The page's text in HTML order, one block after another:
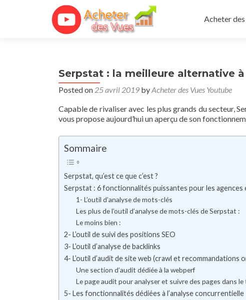
Acheter
Serpstat : la meilleure alternative à
Posted on 25 avril 2019 byAcheter des Vues Youtube
Capable de rivaliser avec les plus grands du secteur,
vous propose aujourd’hui un aperçu de son
Sommaire
Serpstat, qu’est ce que c’est ?
Serpstat : 6 fonctionnalités puissantes pour les agences
1- L’outil d’analyse de mots-clés
Les plus de l’outil d’analyse de mots-clés de Serpstat :
Le moins bien :
2- L’outil de suivi des positions SEO
3- L’outil d’analyse de backlinks
4- L’outil d’audit de site web (crawl et recommandations
Une section d’audit dédiée à la webperf
Le page audit pour analyser et suivre des pages dans le
5- Les fonctionnalités dédiées à l’analyse concurrentielle